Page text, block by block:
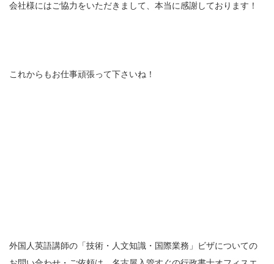
会社様にはご協力をいただきまして、本当に感謝しております！
これからもお仕事頑張って下さいね！
外国人英語講師の「技術・人文知識・国際業務」ビザについての